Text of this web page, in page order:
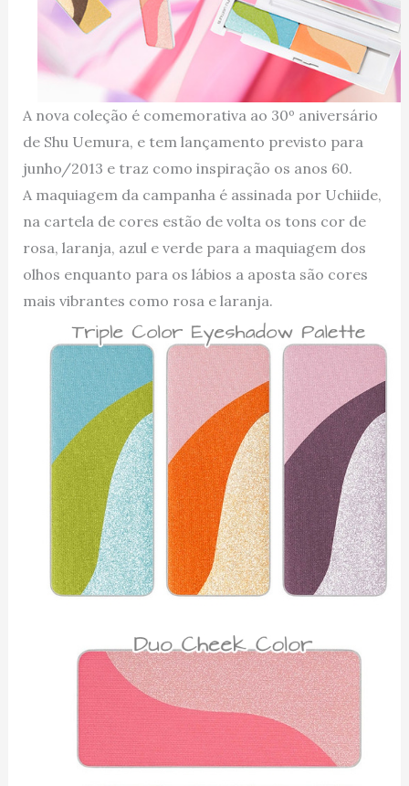
A nova coleção é comemorativa ao 30º aniversário
de Shu Uemura, e tem lançamento previsto para
junho/2013 e traz como inspiração os anos 60.
A maquiagem da campanha é assinada por Uchiide,
na cartela de cores estão de volta os tons cor de
rosa, laranja, azul e verde para a maquiagem dos
olhos enquanto para os lábios a aposta são cores
mais vibrantes como rosa e laranja.